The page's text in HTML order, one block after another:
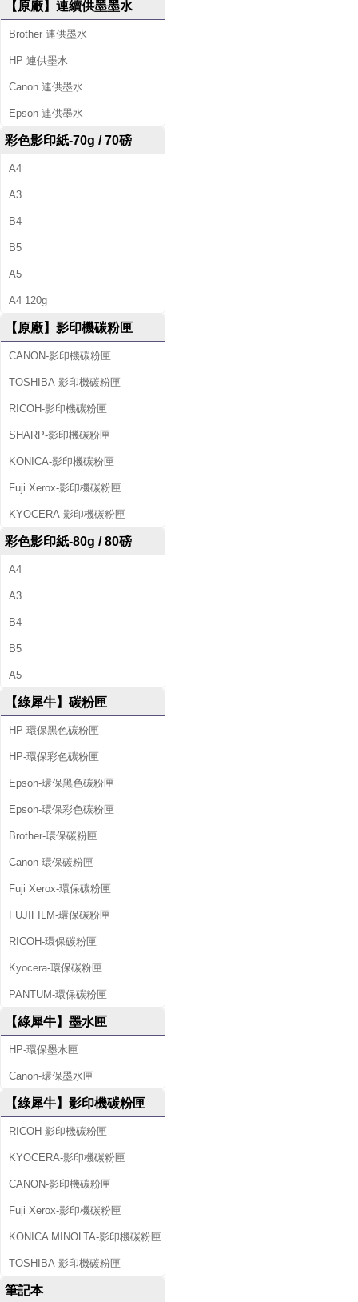
【原廠】連續供墨墨水
Brother 連供墨水
HP 連供墨水
Canon 連供墨水
Epson 連供墨水
彩色影印紙-70g / 70磅
A4
A3
B4
B5
A5
A4 120g
【原廠】影印機碳粉匣
CANON-影印機碳粉匣
TOSHIBA-影印機碳粉匣
RICOH-影印機碳粉匣
SHARP-影印機碳粉匣
KONICA-影印機碳粉匣
Fuji Xerox-影印機碳粉匣
KYOCERA-影印機碳粉匣
彩色影印紙-80g / 80磅
A4
A3
B4
B5
A5
【綠犀牛】碳粉匣
HP-環保黑色碳粉匣
HP-環保彩色碳粉匣
Epson-環保黑色碳粉匣
Epson-環保彩色碳粉匣
Brother-環保碳粉匣
Canon-環保碳粉匣
Fuji Xerox-環保碳粉匣
FUJIFILM-環保碳粉匣
RICOH-環保碳粉匣
Kyocera-環保碳粉匣
PANTUM-環保碳粉匣
【綠犀牛】墨水匣
HP-環保墨水匣
Canon-環保墨水匣
【綠犀牛】影印機碳粉匣
RICOH-影印機碳粉匣
KYOCERA-影印機碳粉匣
CANON-影印機碳粉匣
Fuji Xerox-影印機碳粉匣
KONICA MINOLTA-影印機碳粉匣
TOSHIBA-影印機碳粉匣
筆記本